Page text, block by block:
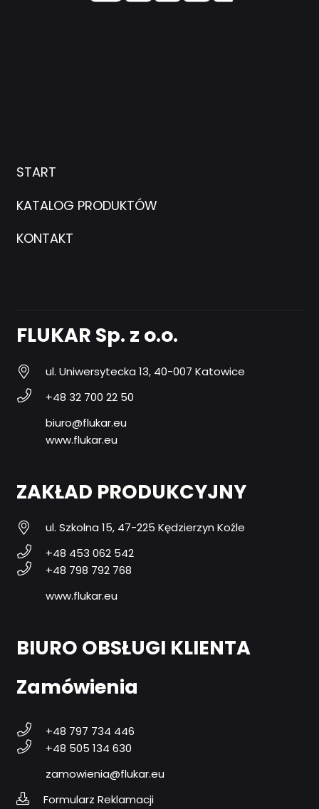
START
KATALOG PRODUKTÓW
KONTAKT
FLUKAR Sp. z o.o.
ul. Uniwersytecka 13, 40-007 Katowice
+48 32 700 22 50
biuro@flukar.eu
www.flukar.eu
ZAKŁAD PRODUKCYJNY
ul. Szkolna 15, 47-225 Kędzierzyn Koźle
+48 453 062 542
+48 798 792 768
www.flukar.eu
BIURO OBSŁUGI KLIENTA
Zamówienia
+48 797 734 446
+48 505 134 630
zamowienia@flukar.eu
Formularz Reklamacji